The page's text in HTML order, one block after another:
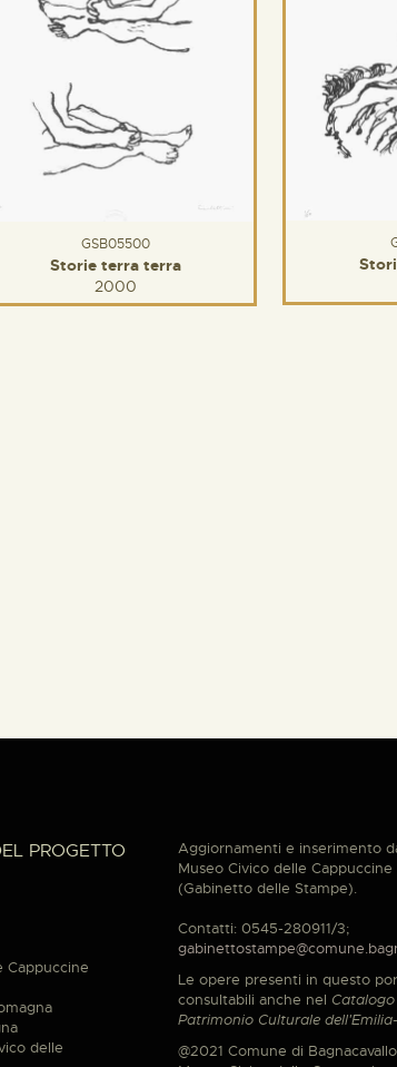
GSB05500
Storie terra terra
2000
PROGETTO
Cappuccine
delle
Aggiornamenti e inserimento
Museo Civico delle Cappuccine
(Gabinetto delle Stampe).
Contatti: 0545-280911/3;
Le opere presenti in questo
consultabili anche nel
Patrimonio Culturale
@2021 Comune di Bagnacavallo